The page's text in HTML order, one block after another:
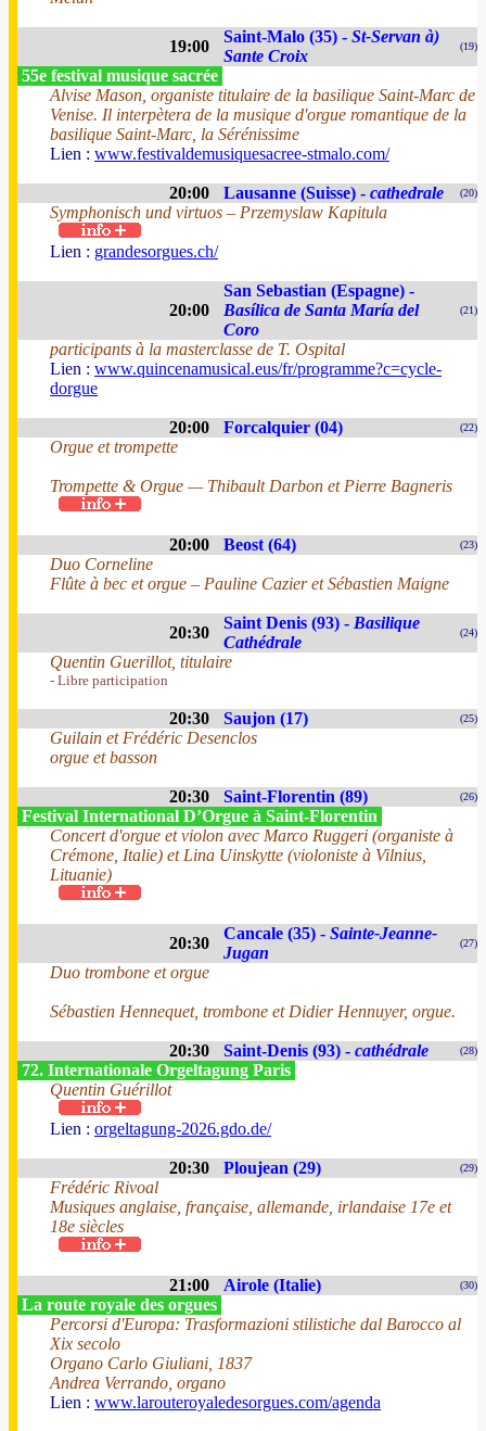
19:00
Saint-Malo (35) - St-Servan à)
Sante Croix
(19)
55e festival musique sacrée
Alvise Mason, organiste titulaire de la basilique Saint-Marc de
Venise. Il interpètera de la musique d'orgue romantique de la
basilique Saint-Marc, la Sérénissime
Lien : www.festivaldemusiquesacree-stmalo.com/
20:00 Lausanne (Suisse) - cathedrale (20)
Symphonisch und virtuos – Przemyslaw Kapitula
Lien : grandesorgues.ch/
20:00
San Sebastian (Espagne) -
Basílica de Santa María del
Coro
(21)
participants à la masterclasse de T. Ospital
Lien : www.quincenamusical.eus/fr/programme?c=cycle-
dorgue
20:00 Forcalquier (04) (22)
Orgue et trompette
Trompette & Orgue — Thibault Darbon et Pierre Bagneris
20:00 Beost (64) (23)
Duo Corneline
Flûte à bec et orgue – Pauline Cazier et Sébastien Maigne
20:30
Saint Denis (93) - Basilique
Cathédrale
(24)
Quentin Guerillot, titulaire
- Libre participation
20:30 Saujon (17) (25)
Guilain et Frédéric Desenclos
orgue et basson
20:30 Saint-Florentin (89) (26)
Festival International D’Orgue à Saint-Florentin
Concert d'orgue et violon avec Marco Ruggeri (organiste à
Crémone, Italie) et Lina Uinskytte (violoniste à Vilnius,
Lituanie)
20:30
Cancale (35) - Sainte-Jeanne-
Jugan
(27)
Duo trombone et orgue
Sébastien Hennequet, trombone et Didier Hennuyer, orgue.
20:30 Saint-Denis (93) - cathédrale (28)
72. Internationale Orgeltagung Paris
Quentin Guérillot
Lien : orgeltagung-2026.gdo.de/
20:30 Ploujean (29) (29)
Frédéric Rivoal
Musiques anglaise, française, allemande, irlandaise 17e et
18e siècles
21:00 Airole (Italie) (30)
La route royale des orgues
Percorsi d'Europa: Trasformazioni stilistiche dal Barocco al
Xix secolo
Organo Carlo Giuliani, 1837
Andrea Verrando, organo
Lien : www.larouteroyaledesorgues.com/agenda